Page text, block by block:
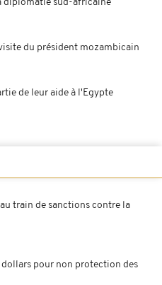
diplomatie sud-africaine
du président mozambicain
de leur aide à l'Egypte
train de sanctions contre la
pour non protection des